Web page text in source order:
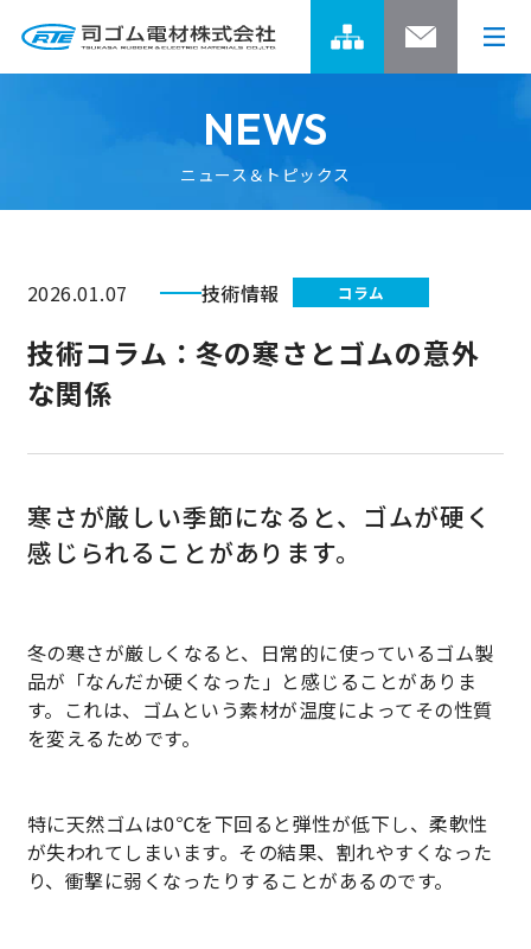
司ゴムグループの強み
グループネットワーク
グループのあゆみ
4つのスピリット
開発ストーリートップ
01 焼付塗装用トレイの開発
03 エレベーター用遮煙材の開発
05 エレベーター改修工事用仮囲い
07 パーツフィーダー開発
08 ゴムの焼き付け心金
製品情報
樹脂製品
精密板金/精密ユニット製品
大型板金/大型ユニット製品
塗装
開発製品
企業情報トップ
ご挨拶
事業所一覧
サステナビリティ
方針書・認証取得
スポンサー活動
採用情報トップ
先輩紹介
エントリー
TSUKASA RUBBER Groups
お問い合わせ
NEWS
ニュース＆トピックス
2026.01.07 技術情報 コラム
技術コラム：冬の寒さとゴムの意外
な関係
寒さが厳しい季節になると、ゴムが硬く
感じられることがあります。
冬の寒さが厳しくなると、日常的に使っているゴム製
品が「なんだか硬くなった」と感じることがありま
す。これは、ゴムという素材が温度によってその性質
を変えるためです。
特に天然ゴムは0℃を下回ると弾性が低下し、柔軟性
が失われてしまいます。その結果、割れやすくなった
り、衝撃に弱くなったりすることがあるのです。